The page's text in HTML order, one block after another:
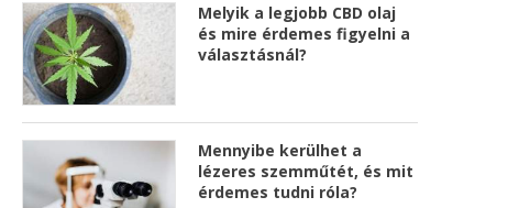
Melyik a legjobb CBD olaj
és mire érdemes figyelni a
választásnál?
Mennyibe kerülhet a
lézeres szemműtét, és mit
érdemes tudni róla?